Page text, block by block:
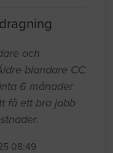
och
blandare CC
6 månader
få ett bra jobb
08:49